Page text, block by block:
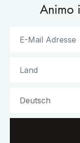
Animo